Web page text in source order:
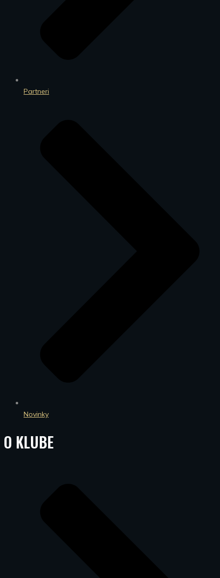
Partneri
Novinky
O KLUBE